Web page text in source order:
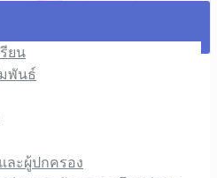
ยน
พันธ์
ละผู้ปกครอง